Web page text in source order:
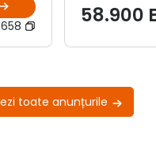
58.900
toate anunțurile